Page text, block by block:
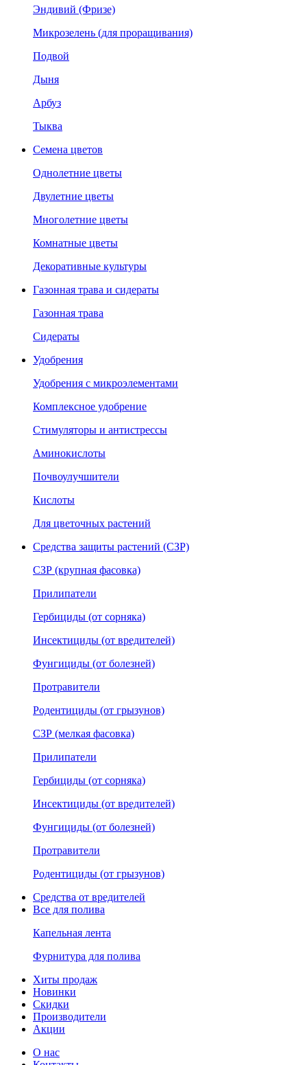
Эндивий (Фризе)
Микрозелень (для проращивания)
Подвой
Дыня
Арбуз
Тыква
Семена цветов
Однолетние цветы
Двулетние цветы
Многолетние цветы
Комнатные цветы
Декоративные культуры
Газонная трава и сидераты
Газонная трава
Сидераты
Удобрения
Удобрения с микроэлементами
Комплексное удобрение
Стимуляторы и антистрессы
Аминокислоты
Почвоулучшители
Кислоты
Для цветочных растений
Средства защиты растений (СЗР)
СЗР (крупная фасовка)
Прилипатели
Гербициды (от сорняка)
Инсектициды (от вредителей)
Фунгициды (от болезней)
Протравители
Родентициды (от грызунов)
СЗР (мелкая фасовка)
Прилипатели
Гербициды (от сорняка)
Инсектициды (от вредителей)
Фунгициды (от болезней)
Протравители
Родентициды (от грызунов)
Средства от вредителей
Все для полива
Капельная лента
Фурнитура для полива
Хиты продаж
Новинки
Скидки
Производители
Акции
О нас